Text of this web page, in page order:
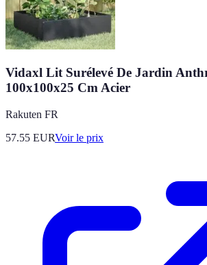
Vidaxl Lit Surélevé De Jardin
100x100x25 Cm Acier
Rakuten FR
57.55 EURVoir le prix